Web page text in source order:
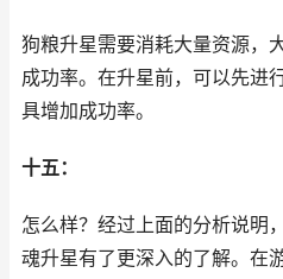
狗粮升星需要消耗大量资源，
成功率。在升星前，可以先进
具增加成功率。
十五：
怎么样？经过上面的分析说明
魂升星有了更深入的了解。在